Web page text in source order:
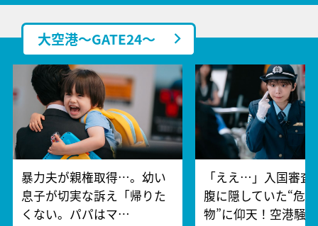
大空港～GATE24～
暴力夫が親権取得…。幼い
息子が切実な訴え「帰りた
くない。パパはマ…
「ええ…」入国審査
腹に隠していた“危
物”に仰天！空港騒